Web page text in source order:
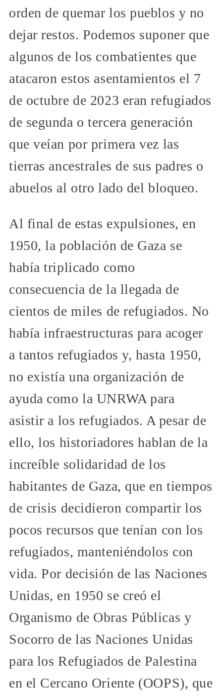
orden de quemar los pueblos y no
dejar restos. Podemos suponer que
algunos de los combatientes que
atacaron estos asentamientos el 7
de octubre de 2023 eran refugiados
de segunda o tercera generación
que veían por primera vez las
tierras ancestrales de sus padres o
abuelos al otro lado del bloqueo.
Al final de estas expulsiones, en
1950, la población de Gaza se
había triplicado como
consecuencia de la llegada de
cientos de miles de refugiados. No
había infraestructuras para acoger
a tantos refugiados y, hasta 1950,
no existía una organización de
ayuda como la UNRWA para
asistir a los refugiados. A pesar de
ello, los historiadores hablan de la
increíble solidaridad de los
habitantes de Gaza, que en tiempos
de crisis decidieron compartir los
pocos recursos que tenían con los
refugiados, manteniéndolos con
vida. Por decisión de las Naciones
Unidas, en 1950 se creó el
Organismo de Obras Públicas y
Socorro de las Naciones Unidas
para los Refugiados de Palestina
en el Cercano Oriente (OOPS), que